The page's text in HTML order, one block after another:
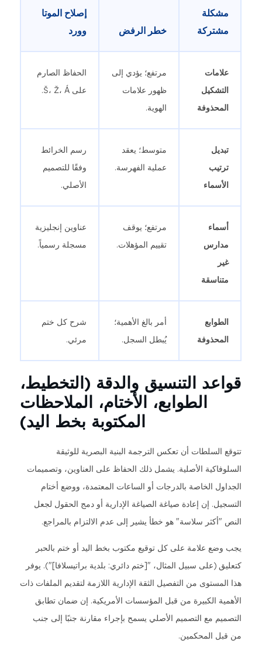
مشكلة
مشتركة
خطر الرفض
إصلاح الموتا
وورد
علامات
التشكيل
المحذوفة
مرتفع؛ يؤدي إلى
ظهور علامات
الهوية.
الحفاظ الصارم
على Š، Ž، Á.
تبديل
ترتيب
الأسماء
متوسط؛ يعقد
عملية الفهرسة.
رسم الخرائط
وفقًا للتصميم
الأصلي.
أسماء
مدارس
غير
متناسقة
مرتفع؛ يوقف
تقييم المؤهلات.
عناوين إنجليزية
مسجلة رسمياً.
الطوابع
المحذوفة
أمر بالغ الأهمية؛
يُبطل السجل.
شرح كل ختم
مرئي.
قواعد التنسيق والدقة (التخطيط،
الطوابع، الأختام، الملاحظات
المكتوبة بخط اليد)
تتوقع السلطات أن تعكس الترجمة البنية البصرية للوثيقة
السلوفاكية الأصلية. يشمل ذلك الحفاظ على العناوين، وتصميمات
الجداول الخاصة بالدرجات أو الساعات المعتمدة، ووضع أختام
التسجيل. إن إعادة صياغة الصياغة الإدارية أو دمج الحقول لجعل
النص "أكثر سلاسة" هو خطأ يشير إلى عدم الالتزام بالمراجع.
يجب وضع علامة على كل توقيع مكتوب بخط اليد أو ختم بالحبر
كتعليق (على سبيل المثال، "[ختم دائري: بلدية براتيسلافا]"). يوفر
هذا المستوى من التفصيل الثقة الإدارية اللازمة لتقديم الملفات ذات
الأهمية الكبيرة من قبل المؤسسات الأمريكية. إن ضمان تطابق
التصميم مع التصميم الأصلي يسمح بإجراء مقارنة جنبًا إلى جنب
من قبل المحكمين.